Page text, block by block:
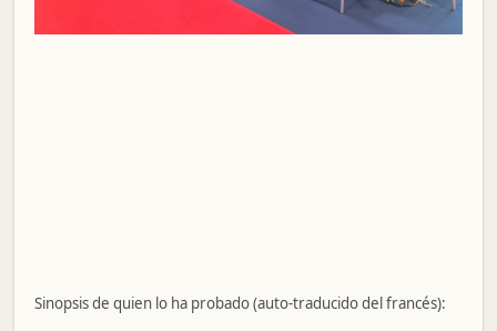
Sinopsis de quien lo ha probado (auto-traducido del francés):